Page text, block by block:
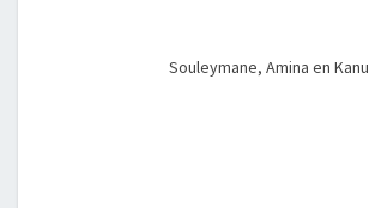
Souleymane, Amina en Kanu